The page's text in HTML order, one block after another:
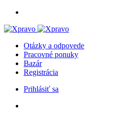
Otázky a odpovede
Pracovné ponuky
Bazár
Registrácia
Prihlásiť sa